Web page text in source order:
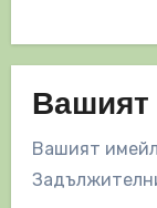
Вашият
Вашият